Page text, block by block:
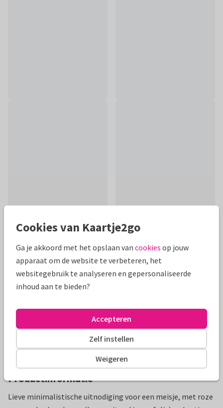
Mooie extra's bij je kaart
Productinformatie
Lieve minimalistische uitnodiging voor een meisje, met roze
Cookies van Kaartje2go
Ga je akkoord met het opslaan van cookies op jouw
apparaat om de website te verbeteren, het
websitegebruik te analyseren en gepersonaliseerde
inhoud aan te bieden?
Weigeren
Zelf instellen
Accepteren